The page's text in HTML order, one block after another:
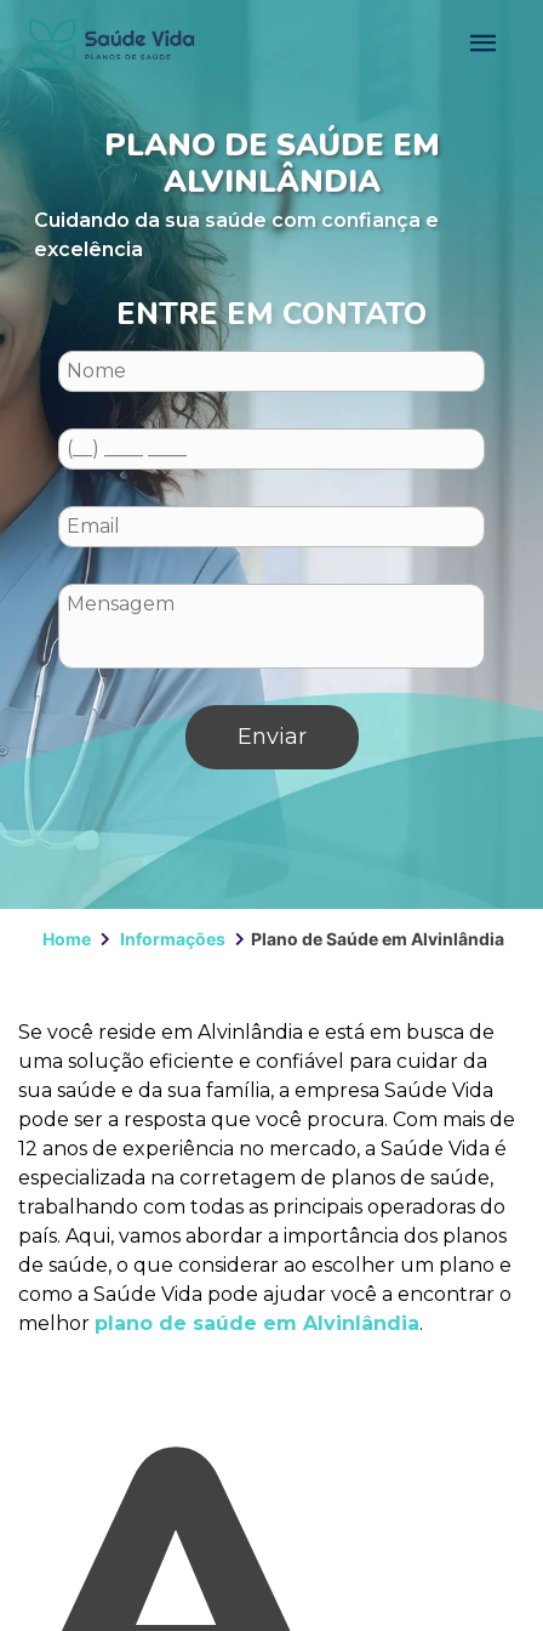
PLANO DE SAÚDE EM
ALVINLÂNDIA
Cuidando da sua saúde com confiança e
excelência
ENTRE EM CONTATO
Home Informações Plano de Saúde em Alvinlândia
Se você reside em Alvinlândia e está em busca de
uma solução eficiente e confiável para cuidar da
sua saúde e da sua família, a empresa Saúde Vida
pode ser a resposta que você procura. Com mais de
12 anos de experiência no mercado, a Saúde Vida é
especializada na corretagem de planos de saúde,
trabalhando com todas as principais operadoras do
país. Aqui, vamos abordar a importância dos planos
de saúde, o que considerar ao escolher um plano e
como a Saúde Vida pode ajudar você a encontrar o
melhor plano de saúde em Alvinlândia.